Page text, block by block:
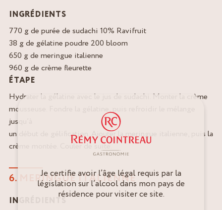
INGRÉDIENTS
770 g de purée de sudachi 10% Ravifruit
38 g de gélatine poudre 200 bloom
650 g de meringue italienne
960 g de crème fleurette
ÉTAPE
Hydrater la gélatine avec le jus de sudachi. Monter la crème
mousseuse. Fondre la gélatine, puis refroidir le mélange
jusqu’à
un début de gélification. Ajouter la meringue italienne, puis la
crème montée. Couler de suite.
6. MERINGUE ITALIENNE
INGRÉDIENTS
Je certifie avoir l’âge légal requis par la
législation sur l’alcool dans mon pays de
résidence pour visiter ce site.